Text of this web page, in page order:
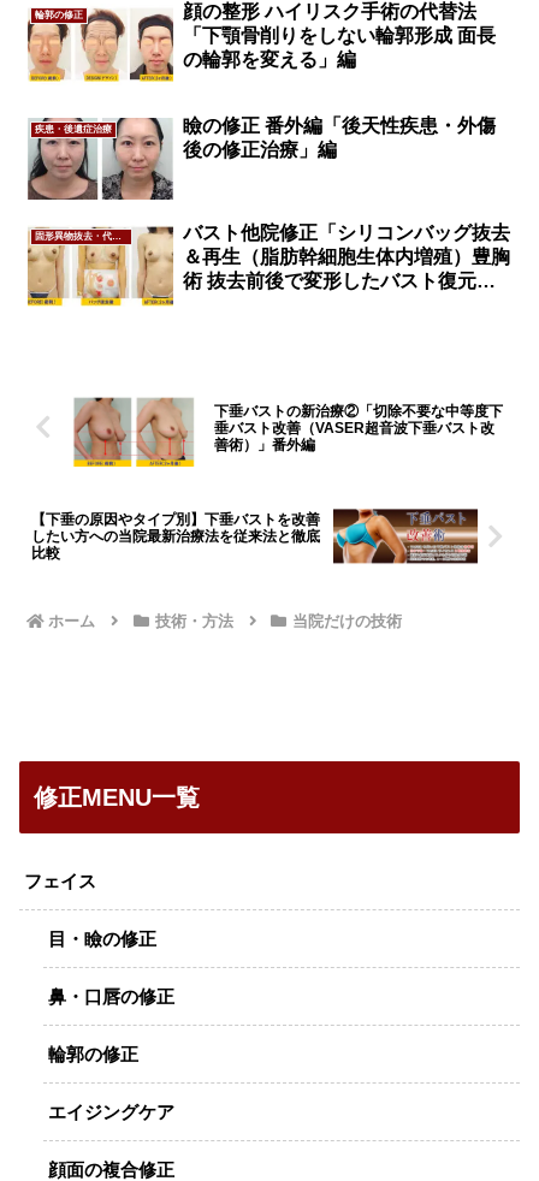
輪郭の修正
顔の整形 ハイリスク手術の代替法
「下顎骨削りをしない輪郭形成 面長
の輪郭を変える」編
疾患・後遺症治療
瞼の修正 番外編「後天性疾患・外傷
後の修正治療」編
バスト他院修正「シリコンバッグ抜去
＆再生（脂肪幹細胞生体内増殖）豊胸
術 抜去前後で変形したバスト復元」
下垂バストの新治療②「切除不要な中等度下
垂バスト改善（VASER超音波下垂バスト改
善術）」番外編
【下垂の原因やタイプ別】下垂バストを改善
したい方への当院最新治療法を従来法と徹底
比較
ホーム 技術・方法 当院だけの技術
修正MENU一覧
フェイス
目・瞼の修正
鼻・口唇の修正
輪郭の修正
エイジングケア
顔面の複合修正